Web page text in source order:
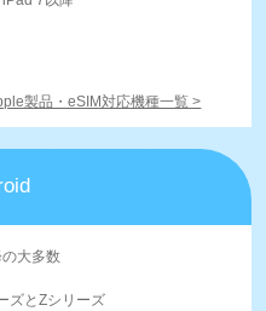
製品・eSIM対応機種一覧 >
大多数
ズとZシリーズ